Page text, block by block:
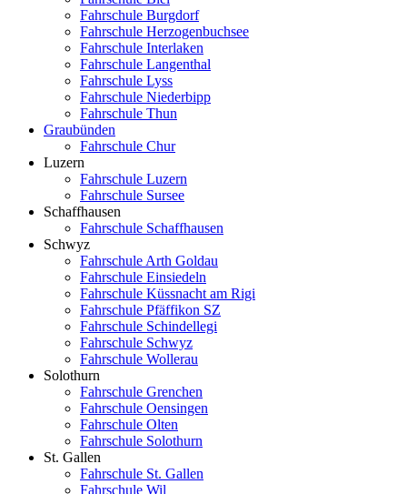
Fahrschule Burgdorf
Fahrschule Herzogenbuchsee
Fahrschule Interlaken
Fahrschule Langenthal
Fahrschule Lyss
Fahrschule Niederbipp
Fahrschule Thun
Graubünden
Fahrschule Chur
Luzern
Fahrschule Luzern
Fahrschule Sursee
Schaffhausen
Fahrschule Schaffhausen
Schwyz
Fahrschule Arth Goldau
Fahrschule Einsiedeln
Fahrschule Küssnacht am Rigi
Fahrschule Pfäffikon SZ
Fahrschule Schindellegi
Fahrschule Schwyz
Fahrschule Wollerau
Solothurn
Fahrschule Grenchen
Fahrschule Oensingen
Fahrschule Olten
Fahrschule Solothurn
St. Gallen
Fahrschule St. Gallen
Fahrschule Wil